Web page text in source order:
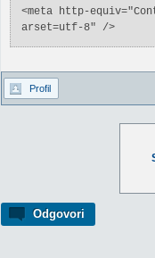
Odgovori
<meta http-
arset=utf-8" />
Profil